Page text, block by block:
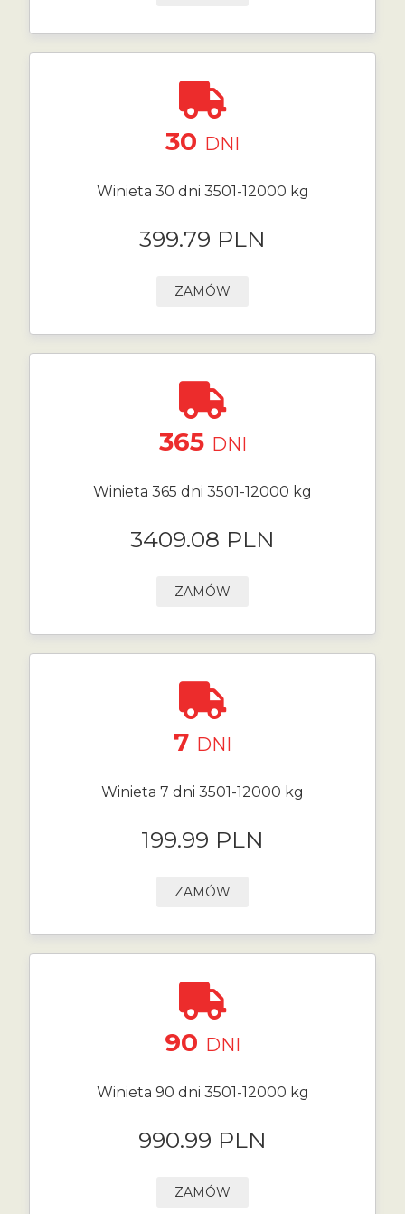
30 DNI
Winieta 30 dni 3501-12000 kg
399.79 PLN
ZAMÓW
365 DNI
Winieta 365 dni 3501-12000 kg
3409.08 PLN
ZAMÓW
7 DNI
Winieta 7 dni 3501-12000 kg
199.99 PLN
ZAMÓW
90 DNI
Winieta 90 dni 3501-12000 kg
990.99 PLN
ZAMÓW